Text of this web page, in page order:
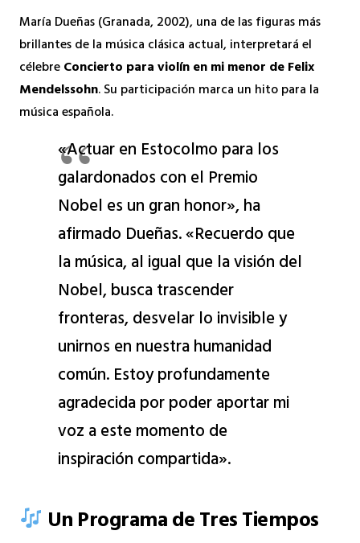
María Dueñas (Granada, 2002), una de las figuras más
brillantes de la música clásica actual, interpretará el
célebreConcierto para violín en mi menor de Felix
Mendelssohn. Su participación marca un hito para la
música española.
«Actuar en Estocolmo para los
galardonados con el Premio
Nobel es un gran honor», ha
afirmado Dueñas. «Recuerdo que
la música, al igual que la visión del
Nobel, busca trascender
fronteras, desvelar lo invisible y
unirnos en nuestra humanidad
común. Estoy profundamente
agradecida por poder aportar mi
voz a este momento de
inspiración compartida».
Un Programa de Tres Tiempos